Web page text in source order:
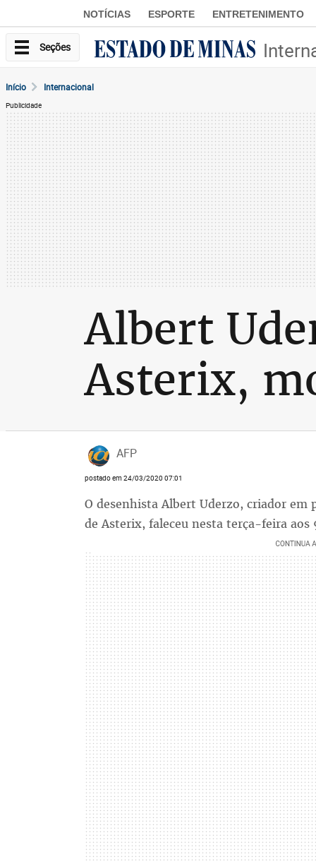
NOTÍCIAS ESPORTE ENTRETENIMENTO
Seções
Início Internacional
Publicidade
Albert
Asterix,
AFP
postado em 24/03/2020 07:01
O desenhista Albert Uderzo, criador em
de Asterix, faleceu nesta terça-feira